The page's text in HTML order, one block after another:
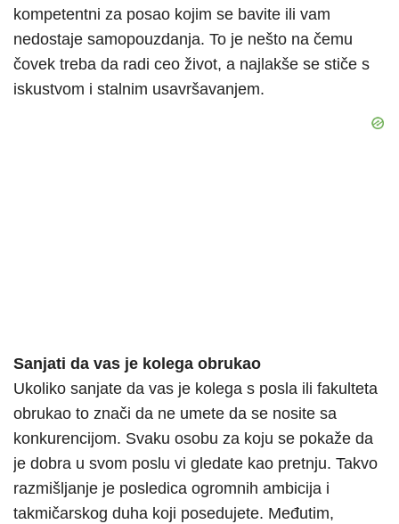
kompetentni za posao kojim se bavite ili vam
nedostaje samopouzdanja. To je nešto na čemu
čovek treba da radi ceo život, a najlakše se stiče s
iskustvom i stalnim usavršavanjem.
Sanjati da vas je kolega obrukao
Ukoliko sanjate da vas je kolega s posla ili fakulteta
obrukao to znači da ne umete da se nosite sa
konkurencijom. Svaku osobu za koju se pokaže da
je dobra u svom poslu vi gledate kao pretnju. Takvo
razmišljanje je posledica ogromnih ambicija i
takmičarskog duha koji posedujete. Međutim,